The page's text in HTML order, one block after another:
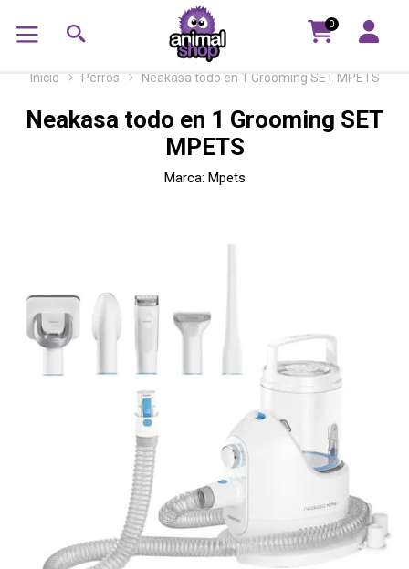
0
Inicio Perros Neakasa todo en 1 Grooming SET MPETS
Neakasa todo en 1 Grooming SET
MPETS
Marca: Mpets